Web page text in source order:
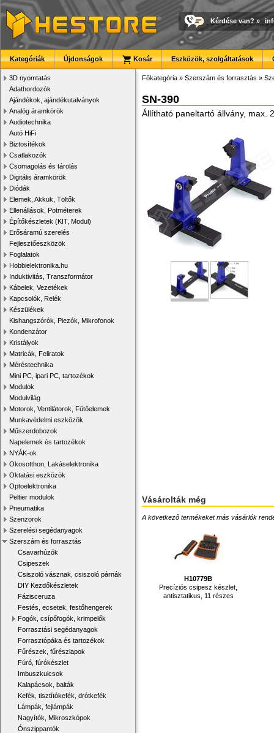
Kérdése van? »
Kategóriák Újdonságok Kosár Eszközök, szolgáltatások
3D nyomtatás
Adathordozók
Ajándékok, ajándékutalványok
Analóg áramkörök
Audiotechnika
Autó HiFi
Biztosítékok
Csatlakozók
Csomagolás és tárolás
Digitális áramkörök
Diódák
Elemek, Akkuk, Töltők
Ellenállások, Potméterek
Építőkészletek (KIT, Modul)
Erősáramú szerelés
Fejlesztőeszközök
Foglalatok
Hobbielektronika.hu
Induktivitás, Transzformátor
Kábelek, Vezetékek
Kapcsolók, Relék
Készülékek
Kishangszórók, Piezók, Mikrofonok
Kondenzátor
Kristályok
Matricák, Feliratok
Méréstechnika
Mini PC, ipari PC, tartozékok
Modulok
Modulvilág
Motorok, Ventilátorok, Fűtőelemek
Munkavédelmi eszközök
Műszerdobozok
Napelemek és tartozékok
NYÁK-ok
Okosotthon, Lakáselektronika
Oktatási eszközök
Optoelektronika
Peltier modulok
Pneumatika
Szenzorok
Szerelési segédanyagok
Szerszám és forrasztás
Csavarhúzók
Csipeszek
Csiszoló vásznak, csiszoló párnák
DIY Kezdőkészletek
Fázisceruza
Festés, ecsetek, festőhengerek
Fogók, csípőfogók, krimpelők
Forrasztási segédanyagok
Forrasztópáka és tartozékok
Fűrészek, fűrészlapok
Fúró, fúrókészlet
Imbuszkulcsok
Kalapácsok, balták
Kefék, tisztítókefék, drótkefék
Lámpák, fejlámpák
Nagyítók, Mikroszkópok
Ónszippantók
Főkategória » Szerszám és forrasztás »
SN-390
Állítható paneltartó állvány, max.
Vásárolták még
A következő termékeket más vásárlók
H10779B
Precíziós csipesz készlet,
antisztatikus, 11 részes